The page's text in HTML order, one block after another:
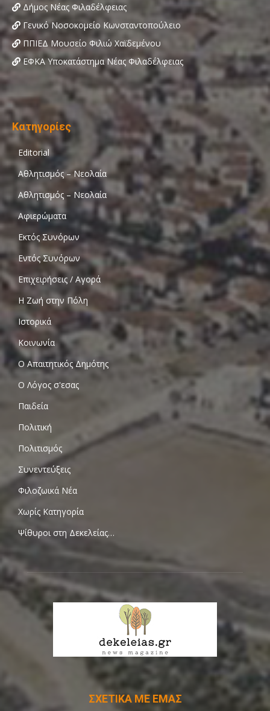
Δήμος Νέας Φιλαδέλφειας
Γενικό Νοσοκομείο Κωνσταντοπούλειο
ΠΠΙΕΔ Μουσείο Φιλιώ Χαϊδεμένου
ΕΦΚΑ Υποκατάστημα Νέας Φιλαδέλφειας
Κατηγορίες
Editorial
Αθλητισμός – Νεολαία
Αθλητισμός – Νεολαία
Αφιερώματα
Εκτός Συνόρων
Εντός Συνόρων
Επιχειρήσεις / Αγορά
Η Ζωή στην Πόλη
Ιστορικά
Κοινωνία
Ο Απαιτητικός Δημότης
Ο Λόγος σ'εσας
Παιδεία
Πολιτική
Πολιτισμός
Συνεντεύξεις
Φιλοζωικά Νέα
Χωρίς Κατηγορία
Ψίθυροι στη Δεκελείας…
ΣΧΕΤΙΚΑ ΜΕ ΕΜΑΣ